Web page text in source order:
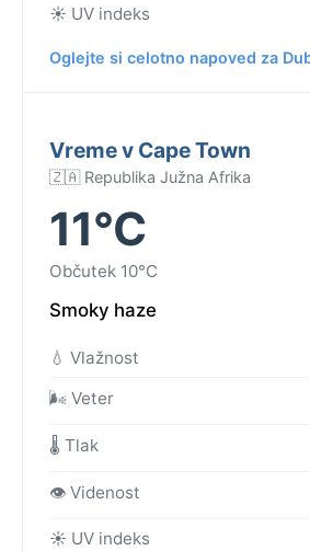
☀️ UV indeks
Oglejte si celotno napoved za
Vreme v Cape Town
🇿🇦 Republika Južna Afrika
11°C
Občutek 10°C
Smoky haze
💧 Vlažnost
🌬️ Veter
🌡️ Tlak
👁️ Videnost
☀️ UV indeks